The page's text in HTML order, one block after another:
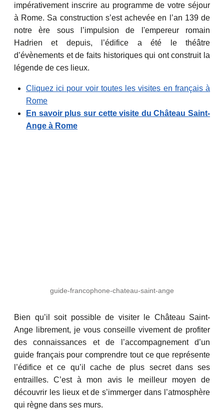
impérativement inscrire au programme de votre séjour
à Rome. Sa construction s’est achevée en l’an 139 de
notre ère sous l’impulsion de l'empereur romain
Hadrien et depuis, l’édifice a été le théâtre
d’évènements et de faits historiques qui ont construit la
légende de ces lieux.
Cliquez ici pour voir toutes les visites en français à
Rome
En savoir plus sur cette visite du Château Saint-
Ange à Rome
guide-francophone-chateau-saint-ange
Bien qu’il soit possible de visiter le Château Saint-
Ange librement, je vous conseille vivement de profiter
des connaissances et de l’accompagnement d’un
guide français pour comprendre tout ce que représente
l’édifice et ce qu’il cache de plus secret dans ses
entrailles. C’est à mon avis le meilleur moyen de
découvrir les lieux et de s’immerger dans l’atmosphère
qui règne dans ses murs.